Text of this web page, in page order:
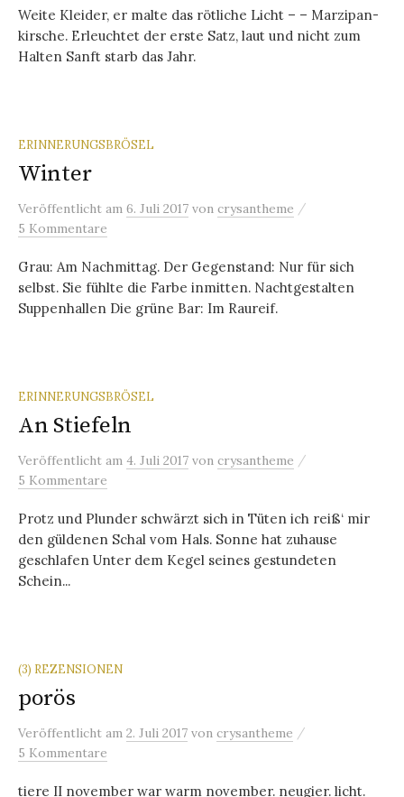
Weite Kleider, er malte das rötliche Licht – – Marzipan-
kirsche. Erleuchtet der erste Satz, laut und nicht zum
Halten Sanft starb das Jahr.
ERINNERUNGSBRÖSEL
Winter
Veröffentlicht am 6. Juli 2017 von crysantheme /
5 Kommentare
Grau: Am Nachmittag. Der Gegenstand: Nur für sich
selbst. Sie fühlte die Farbe inmitten. Nachtgestalten
Suppenhallen Die grüne Bar: Im Raureif.
ERINNERUNGSBRÖSEL
An Stiefeln
Veröffentlicht am 4. Juli 2017 von crysantheme /
5 Kommentare
Protz und Plunder schwärzt sich in Tüten ich reiß‘ mir
den güldenen Schal vom Hals. Sonne hat zuhause
geschlafen Unter dem Kegel seines gestundeten
Schein...
(3) REZENSIONEN
porös
Veröffentlicht am 2. Juli 2017 von crysantheme /
5 Kommentare
tiere II november war warm november. neugier. licht.